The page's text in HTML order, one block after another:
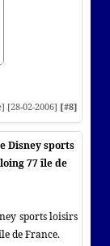
[28-02-2006] [#8]
Disney sports
77 île de
sports loisirs
de France.